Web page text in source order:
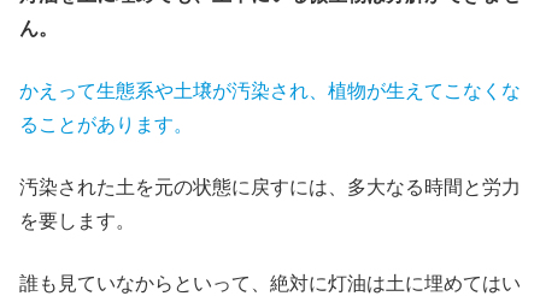
ん。
かえって生態系や土壌が汚染され、植物が生えてこなくな
ることがあります。
汚染された土を元の状態に戻すには、多大なる時間と労力
を要します。
誰も見ていなからといって、絶対に灯油は土に埋めてはい